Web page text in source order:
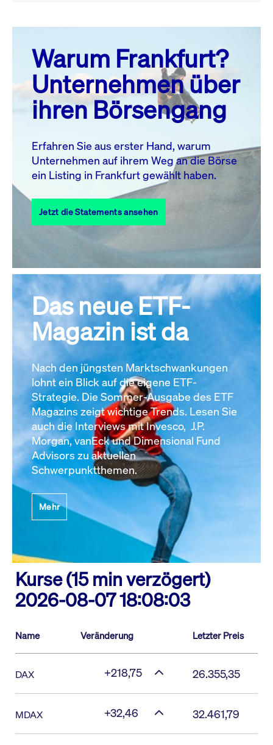
August 26
MO. DI. MI. DO. FR. SA. SO.
1
2
3
4 5 6 7 8
10 11 13 14
17
18 19 20 21 22
23
27 28
31
Alle Events
Warum Frankfurt?
Unternehmen über
ihren Börsengang
Erfahren Sie aus erster Hand, warum
Unternehmen auf ihrem Weg an die Börse
ein Listing in Frankfurt gewählt haben.
Jetzt die Statements ansehen
Das neue ETF-
Magazin ist da
Nach den jüngsten Marktschwankungen
lohnt ein Blick auf die eigene ETF-
Strategie. Die Sommer-Ausgabe des ETF
Magazins zeigt wichtige Trends. Lesen Sie
auch die Interviews mit Invesco, J.P.
Morgan, vanEck und Dimensional Fund
Advisors zu aktuellen
Schwerpunktthemen.
Mehr
Kurse (15 min verzögert)
2026-08-07 18:08:03
Name Veränderung Letzter Preis
DAX +218,75 26.355,35
MDAX +32,46 32.461,79